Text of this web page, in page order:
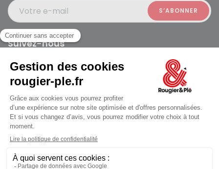
Votre e-mail
Suivez-nous
Rougier et Plé 2024 Copyright
Mentions légales
Conditions générales des ventes